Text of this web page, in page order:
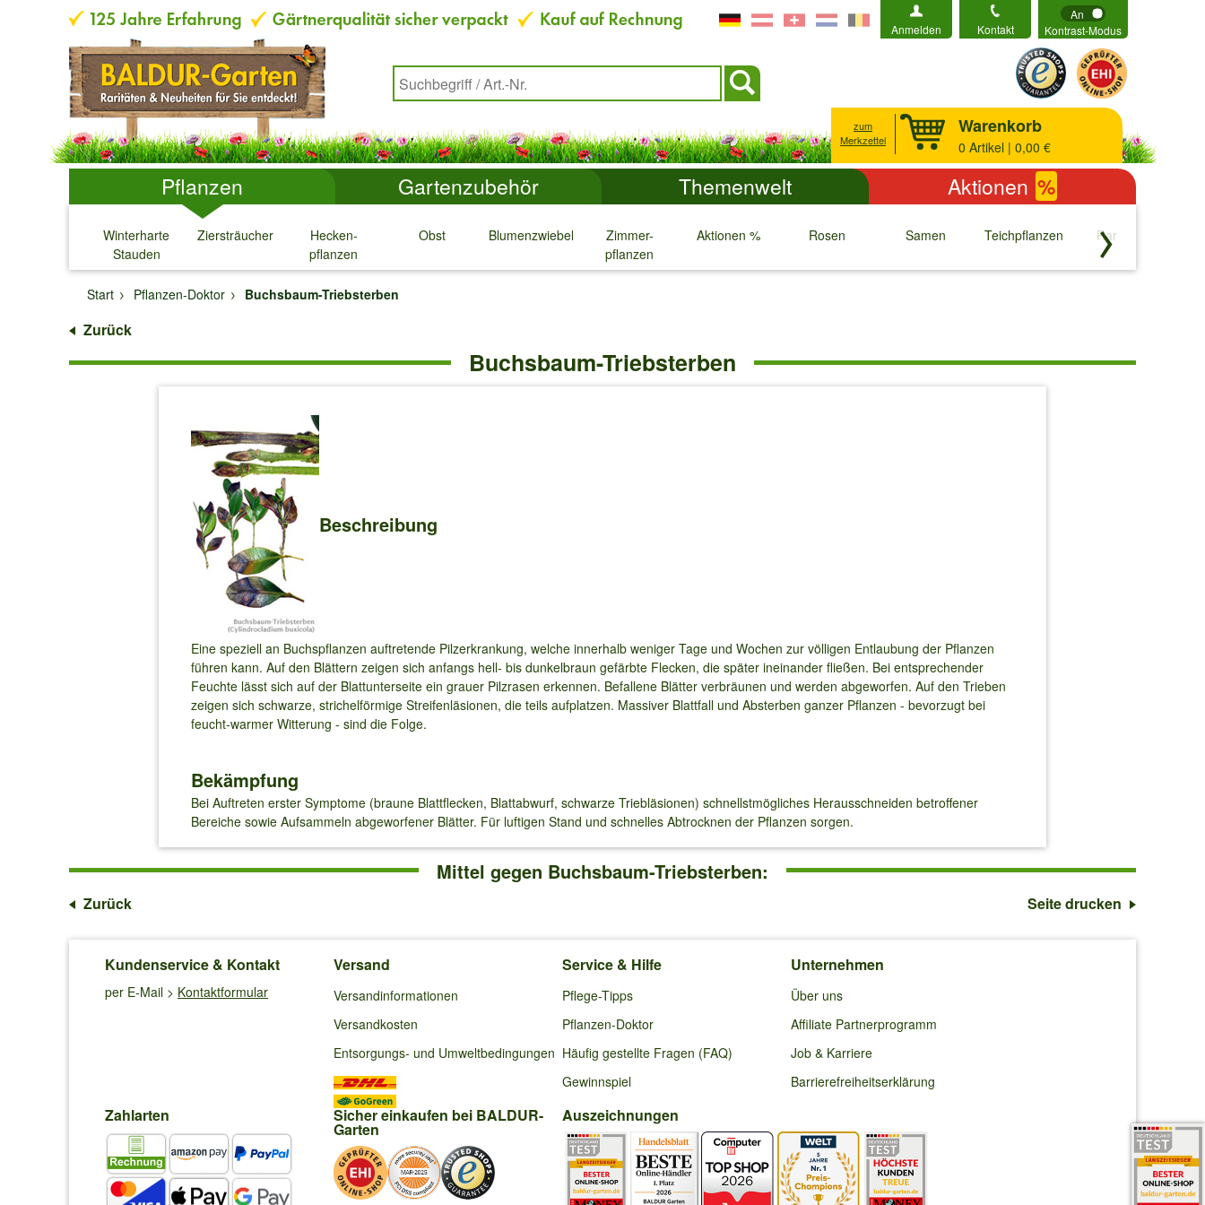
Anmelden Kontakt
An
Kontrast-Modus
zum
Merkzettel
Warenkorb
0 Artikel | 0,00 €
Pflanzen Gartenzubehör Themenwelt Aktionen %
Winterharte
Stauden
↓
Ziersträucher
↓
Hecken-
pflanzen
↓
Obst
↓
Blumenzwiebeln
↓
Zimmer-
pflanzen
↓
Aktionen %
↓
Rosen
↓
Samen
↓
Teichpflanzen
↓
Raritäten
↓
Start
Pflanzen-Doktor Buchsbaum-Triebsterben
Zurück
Buchsbaum-Triebsterben
Beschreibung
Eine speziell an Buchspflanzen auftretende Pilzerkrankung, welche innerhalb weniger Tage und Wochen zur völligen Entlaubung der Pflanzen
führen kann. Auf den Blättern zeigen sich anfangs hell- bis dunkelbraun gefärbte Flecken, die später ineinander fließen. Bei entsprechender
Feuchte lässt sich auf der Blattunterseite ein grauer Pilzrasen erkennen. Befallene Blätter verbräunen und werden abgeworfen. Auf den Trieben
zeigen sich schwarze, strichelförmige Streifenläsionen, die teils aufplatzen. Massiver Blattfall und Absterben ganzer Pflanzen - bevorzugt bei
feucht-warmer Witterung - sind die Folge.
Bekämpfung
Bei Auftreten erster Symptome (braune Blattflecken, Blattabwurf, schwarze Triebläsionen) schnellstmögliches Herausschneiden betroffener
Bereiche sowie Aufsammeln abgeworfener Blätter. Für luftigen Stand und schnelles Abtrocknen der Pflanzen sorgen.
Mittel gegen Buchsbaum-Triebsterben:
Zurück Seite drucken
Kundenservice & Kontakt
per E-Mail > Kontaktformular
Versand
Versandinformationen
Versandkosten
Entsorgungs- und Umweltbedingungen
Service & Hilfe
Pflege-Tipps
Pflanzen-Doktor
Häufig gestellte Fragen (FAQ)
Gewinnspiel
Unternehmen
Über uns
Affiliate Partnerprogramm
Job & Karriere
Barrierefreiheitserklärung
Zahlarten Sicher einkaufen bei BALDUR-
Garten
Auszeichnungen